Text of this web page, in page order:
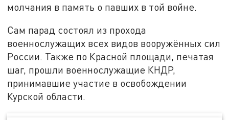
молчания в память о павших в той войне.
Сам парад состоял из прохода
военнослужащих всех видов вооружённых сил
России. Также по Красной площади, печатая
шаг, прошли военнослужащие КНДР,
принимавшие участие в освобождении
Курской области.